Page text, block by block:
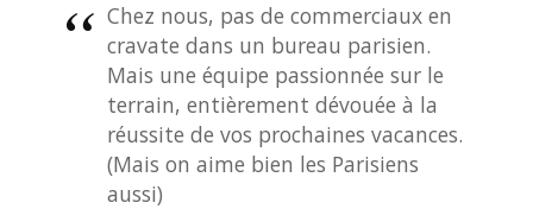
Chez nous, pas de commerciaux en
cravate dans un bureau parisien.
Mais une équipe passionnée sur le
terrain, entièrement dévouée à la
réussite de vos prochaines vacances.
(Mais on aime bien les Parisiens
aussi)